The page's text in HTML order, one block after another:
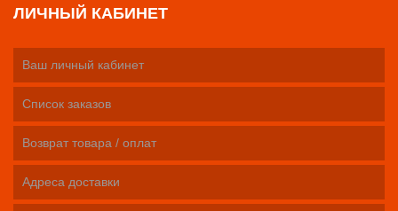
ЛИЧНЫЙ КАБИНЕТ
Ваш личный кабинет
Список заказов
Возврат товара / оплат
Адреса доставки